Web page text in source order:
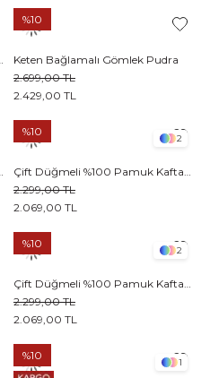
Keten Bağlamalı Gömlek Pudra
2.429,00 TL
2.699,00 TL
%10
2
2.069,00 TL
2.299,00 TL
%10
2
2.069,00 TL
2.299,00 TL
%10
1
%10